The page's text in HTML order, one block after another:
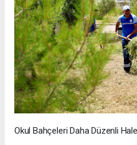
Okul Bahçeleri Daha Düzenli